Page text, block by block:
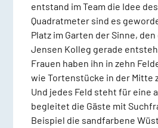
entstand im Team die Idee
Quadratmeter sind es
Platz im Garten der Sinne,
Jensen Kolleg gerade
Frauen haben ihn in zehn
wie Tortenstücke in der Mitte
Und jedes Feld steht für eine
begleitet die Gäste mit
Beispiel die sandfarbene